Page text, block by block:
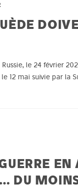
le 24 février
12 mai suivie par la
EN
DU